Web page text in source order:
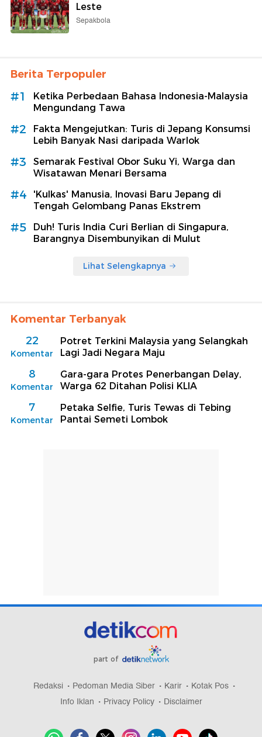
Leste
Sepakbola
Berita Terpopuler
#1
Ketika Perbedaan Bahasa Indonesia-Malaysia
Mengundang Tawa
#2
Fakta Mengejutkan: Turis di Jepang Konsumsi
Lebih Banyak Nasi daripada Warlok
#3
Semarak Festival Obor Suku Yi, Warga dan
Wisatawan Menari Bersama
#4
'Kulkas' Manusia, Inovasi Baru Jepang di
Tengah Gelombang Panas Ekstrem
#5
Duh! Turis India Curi Berlian di Singapura,
Barangnya Disembunyikan di Mulut
Lihat Selengkapnya
Komentar Terbanyak
22
Komentar
Potret Terkini Malaysia yang Selangkah
Lagi Jadi Negara Maju
8
Komentar
Gara-gara Protes Penerbangan Delay,
Warga 62 Ditahan Polisi KLIA
7
Komentar
Petaka Selfie, Turis Tewas di Tebing
Pantai Semeti Lombok
part of
Redaksi Pedoman Media Siber Karir
Kotak Pos
Info Iklan
Privacy Policy Disclaimer